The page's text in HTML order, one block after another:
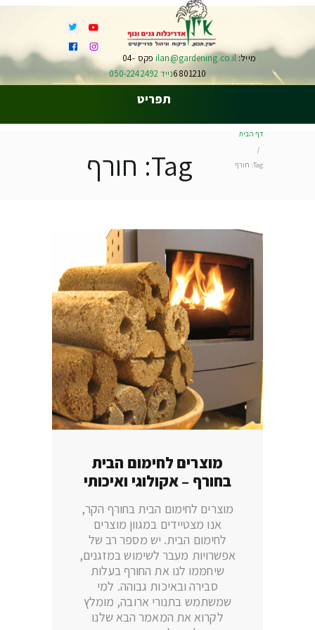
מייל:ilan@gardening.co.il
פקס 04-
6801210נייד 050-2242492
תפריט
Tag: חורף
דף הבית
Tag: חורף
מוצרים לחימום הבית
בחורף – אקולוגי ואיכותי
מוצרים לחימום הבית בחורף הקר,
אנו מצטיידים במגוון מוצרים
לחימום הבית. יש מספר רב של
אפשרויות מעבר לשימוש במזגנים,
שיחממו לנו את החורף בעלות
סבירה ובאיכות גבוהה. למי
שמשתמש בתנורי ארובה, מומלץ
לקרוא את המאמר הבא שלנו